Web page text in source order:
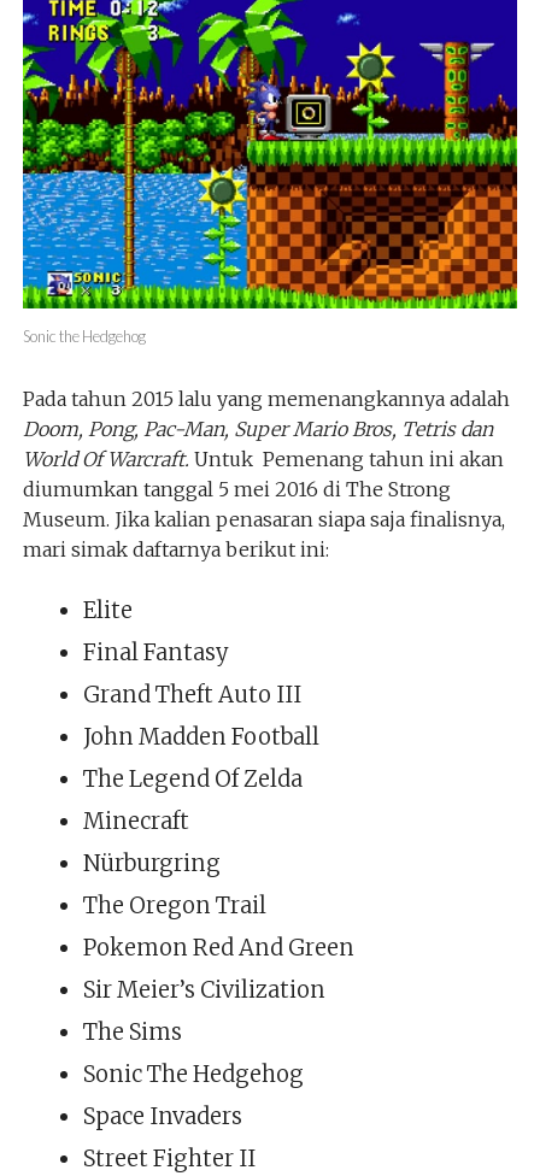
Sonic the Hedgehog
Pada tahun 2015 lalu yang memenangkannya adalah
Doom, Pong, Pac-Man, Super Mario Bros, Tetris dan
World Of Warcraft. Untuk Pemenang tahun ini akan
diumumkan tanggal 5 mei 2016 di The Strong
Museum. Jika kalian penasaran siapa saja finalisnya,
mari simak daftarnya berikut ini:
Elite
Final Fantasy
Grand Theft Auto III
John Madden Football
The Legend Of Zelda
Minecraft
Nürburgring
The Oregon Trail
Pokemon Red And Green
Sir Meier’s Civilization
The Sims
Sonic The Hedgehog
Space Invaders
Street Fighter II